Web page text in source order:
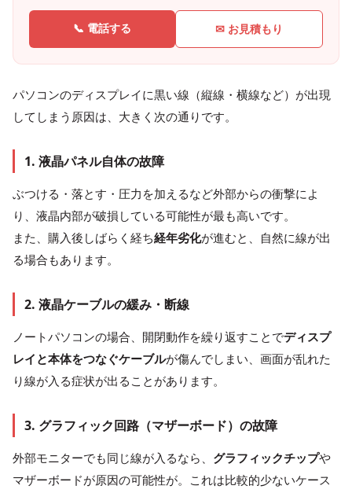
📞 電話する ✉ お見積もり
パソコンのディスプレイに黒い線（縦線・横線など）が出現
してしまう原因は、大きく次の通りです。
1. 液晶パネル自体の故障
ぶつける ・ 落とす ・ 圧力を加えるなど外部からの衝撃によ
り、液晶内部が破損している可能性が最も高いです。
また、購入後しばらく経ち経年劣化が進むと、自然に線が出
る場合もあります。
2. 液晶ケーブルの緩み・断線
ノートパソコンの場合、開閉動作を繰り返すことでディスプ
レイと本体をつなぐケーブルが傷んでしまい、画面が乱れた
り線が入る症状が出ることがあります。
3. グラフィック回路（マザーボード）の故障
外部モニターでも同じ線が入るなら、 グラフィックチップや
マザーボードが原因の可能性が。これは比較的少ないケース